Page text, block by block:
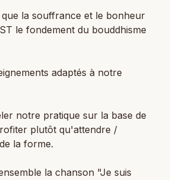
que la souffrance et le bonheur
le fondement du bouddhisme
adaptés à notre
notre pratique sur la base de
plutôt qu'attendre /
la forme.
la chanson "Je suis